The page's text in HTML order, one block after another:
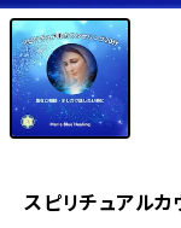
スピリチュアル